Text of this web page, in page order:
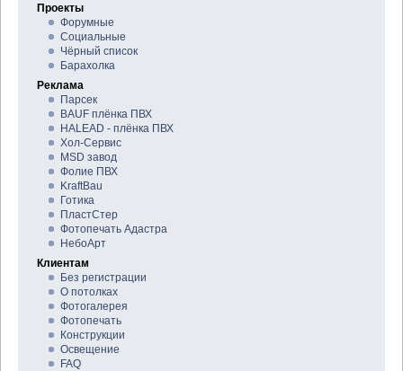
Проекты
Форумные
Социальные
Чёрный список
Барахолка
Реклама
Парсек
BAUF плёнка ПВХ
HALEAD - плёнка ПВХ
Хол-Сервис
MSD завод
Фолие ПВХ
KraftBau
Готика
ПластСтер
Фотопечать Адастра
НебоАрт
Клиентам
Без регистрации
О потолках
Фотогалерея
Фотопечать
Конструкции
Освещение
FAQ